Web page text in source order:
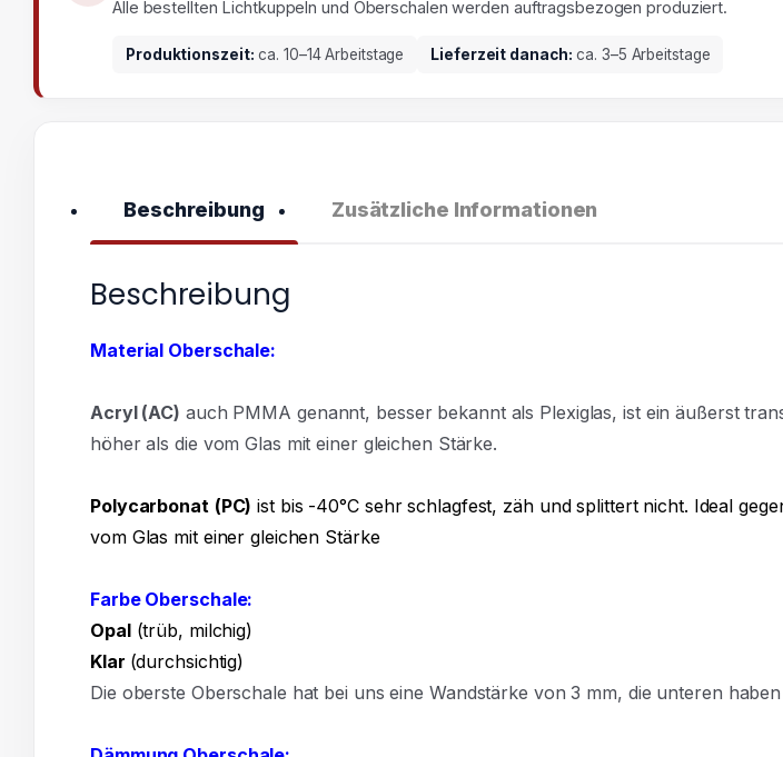
Alle bestellten Lichtkuppeln und Oberschalen werden auftragsbezogen produziert.
Produktionszeit: ca. 10–14 Arbeitstage Lieferzeit danach: ca. 3–5 Arbeitstage
Beschreibung Zusätzliche Informationen
Beschreibung
Material Oberschale:
Acryl (AC) auch PMMA genannt, besser bekannt als Plexiglas, ist ein äußerst
höher als die vom Glas mit einer gleichen Stärke.
Polycarbonat (PC) ist bis -40°C sehr schlagfest, zäh und splittert nicht. Ideal
vom Glas mit einer gleichen Stärke
Farbe Oberschale:
Opal (trüb, milchig)
Klar (durchsichtig)
Die oberste Oberschale hat bei uns eine Wandstärke von 3 mm, die unteren